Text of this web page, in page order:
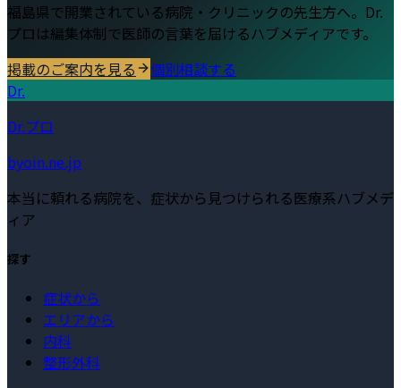
福島県で開業されている病院・クリニックの先生方へ。Dr.
プロは編集体制で医師の言葉を届けるハブメディアです。
掲載のご案内を見る
個別相談する
Dr.
Dr.プロ
byoin.ne.jp
本当に頼れる病院を、症状から見つけられる医療系ハブメデ
ィア
探す
症状から
エリアから
内科
整形外科